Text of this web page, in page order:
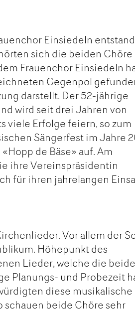
Einsiedeln
sich die beiden Chöre
Frauenchor Einsiedeln
Gegenpol
darstellt. Der 52-jährige
wird seit drei Jahren von
viele Erfolge feiern, so zum
Sängerfest im Jahre
de Bäse» auf. Am
ihre Vereinspräsidentin
für ihren jahrelangen
Vor allem der
Höhepunkt des
Lieder, welche die
Planungs- und Probezeit
diese musikalische
schauen beide Chöre sehr